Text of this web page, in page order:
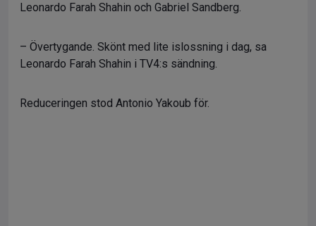
Leonardo Farah Shahin och Gabriel Sandberg.
– Övertygande. Skönt med lite islossning i dag, sa
Leonardo Farah Shahin i TV4:s sändning.
Reduceringen stod Antonio Yakoub för.